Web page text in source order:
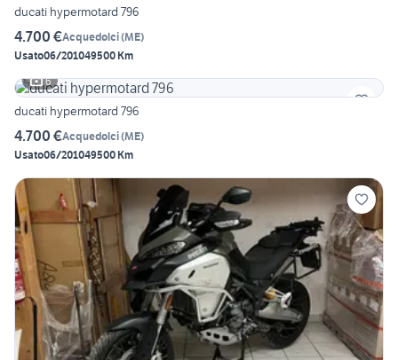
ducati hypermotard 796
4.700 €Acquedolci(ME)
Usato06/201049500 Km
6
ducati hypermotard 796
4.700 €Acquedolci(ME)
Usato06/201049500 Km